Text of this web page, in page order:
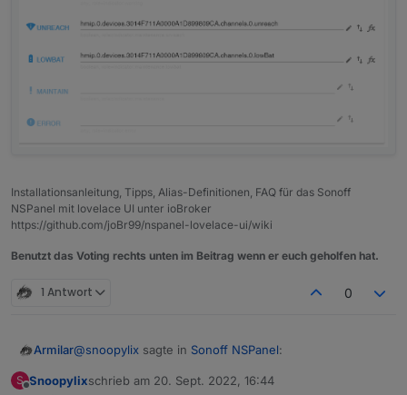
Installationsanleitung, Tipps, Alias-Definitionen, FAQ für das Sonoff
NSPanel mit lovelace UI unter ioBroker
https://github.com/joBr99/nspanel-lovelace-ui/wiki
Benutzt das Voting rechts unten im Beitrag wenn er euch geholfen hat.
1 Antwort 0
Armilar@snoopylix sagte in Sonoff NSPanel:
S Snoopylixschrieb am 20. Sept. 2022, 16:44
zuletzt editiert von